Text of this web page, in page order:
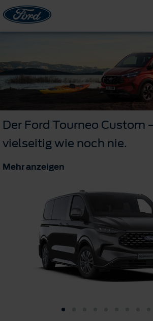
Der Ford Tourneo Custom
vielseitig wie noch nie.
Mehr anzeigen